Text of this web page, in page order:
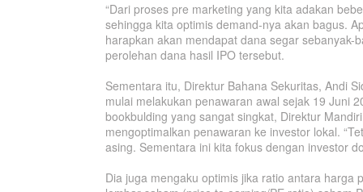
“Dari proses pre marketing yang kita adakan
sehingga kita optimis demand-nya akan bagus.
harapkan akan mendapat dana segar sebanyak-
perolehan dana hasil IPO tersebut.
Sementara itu, Direktur Bahana Sekuritas, Andi
mulai melakukan penawaran awal sejak 19 Juni
bookbulding yang sangat singkat, Direktur
mengoptimalkan penawaran ke investor lokal.
asing. Sementara ini kita fokus dengan investor
Dia juga mengaku optimis jika ratio antara